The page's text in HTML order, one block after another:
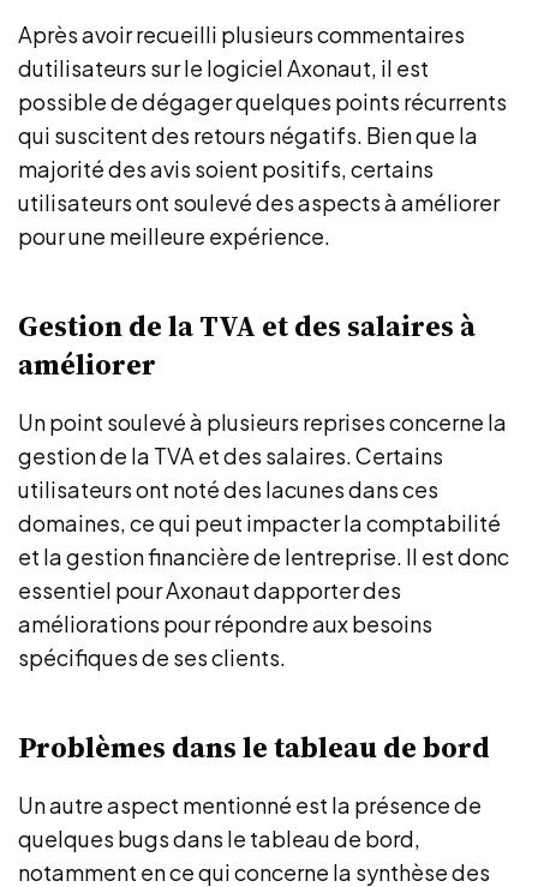
Après avoir recueilli plusieurs commentaires
dutilisateurs sur le logiciel Axonaut, il est
possible de dégager quelques points récurrents
qui suscitent des retours négatifs. Bien que la
majorité des avis soient positifs, certains
utilisateurs ont soulevé des aspects à améliorer
pour une meilleure expérience.
Gestion de la TVA et des salaires à
améliorer
Un point soulevé à plusieurs reprises concerne la
gestion de la TVA et des salaires. Certains
utilisateurs ont noté des lacunes dans ces
domaines, ce qui peut impacter la comptabilité
et la gestion financière de lentreprise. Il est donc
essentiel pour Axonaut dapporter des
améliorations pour répondre aux besoins
spécifiques de ses clients.
Problèmes dans le tableau de bord
Un autre aspect mentionné est la présence de
quelques bugs dans le tableau de bord,
notamment en ce qui concerne la synthèse des